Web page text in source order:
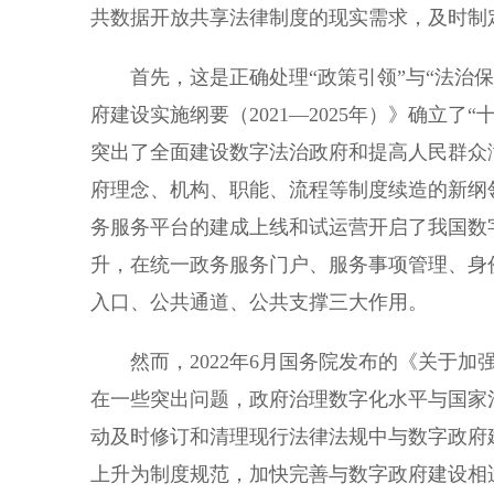
共数据开放共享法律制度的现实需求，及时
首先，这是正确处理“政策引领”与“法治保
府建设实施纲要（2021—2025年）》确立了“
突出了全面建设数字法治政府和提高人民群
府理念、机构、职能、流程等制度续造的新
务服务平台的建成上线和试运营开启了我国
升，在统一政务服务门户、服务事项管理、
入口、公共通道、公共支撑三大作用。
然而，2022年6月国务院发布的《关于加
在一些突出问题，政府治理数字化水平与国
动及时修订和清理现行法律法规中与数字政
上升为制度规范，加快完善与数字政府建设